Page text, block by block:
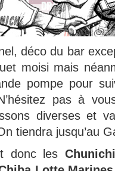
déco du bar
moisi mais
pompe pour
pas à
diverses et
tiendra jusqu’au
donc les